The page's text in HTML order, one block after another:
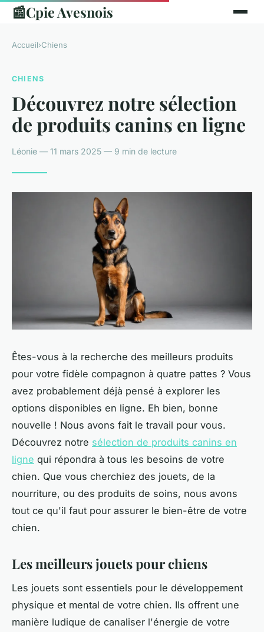
📰Cpie Avesnois
Accueil›Chiens
CHIENS
Découvrez notre sélection
de produits canins en ligne
Léonie — 11 mars 2025 — 9 min de lecture
Êtes-vous à la recherche des meilleurs produits
pour votre fidèle compagnon à quatre pattes ? Vous
avez probablement déjà pensé à explorer les
options disponibles en ligne. Eh bien, bonne
nouvelle ! Nous avons fait le travail pour vous.
Découvrez notre sélection de produits canins en
ligne qui répondra à tous les besoins de votre
chien. Que vous cherchiez des jouets, de la
nourriture, ou des produits de soins, nous avons
tout ce qu'il faut pour assurer le bien-être de votre
chien.
Les meilleurs jouets pour chiens
Les jouets sont essentiels pour le développement
physique et mental de votre chien. Ils offrent une
manière ludique de canaliser l'énergie de votre